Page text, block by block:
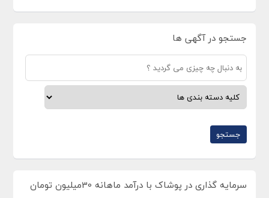
جستجو در آگهی ها
سرمایه گذاری در پوشاک با درآمد ماهانه 30میلیون تومان